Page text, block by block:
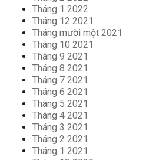
Tháng 1 2022
Tháng 12 2021
Tháng mười một 2021
Tháng 10 2021
Tháng 9 2021
Tháng 8 2021
Tháng 7 2021
Tháng 6 2021
Tháng 5 2021
Tháng 4 2021
Tháng 3 2021
Tháng 2 2021
Tháng 1 2021